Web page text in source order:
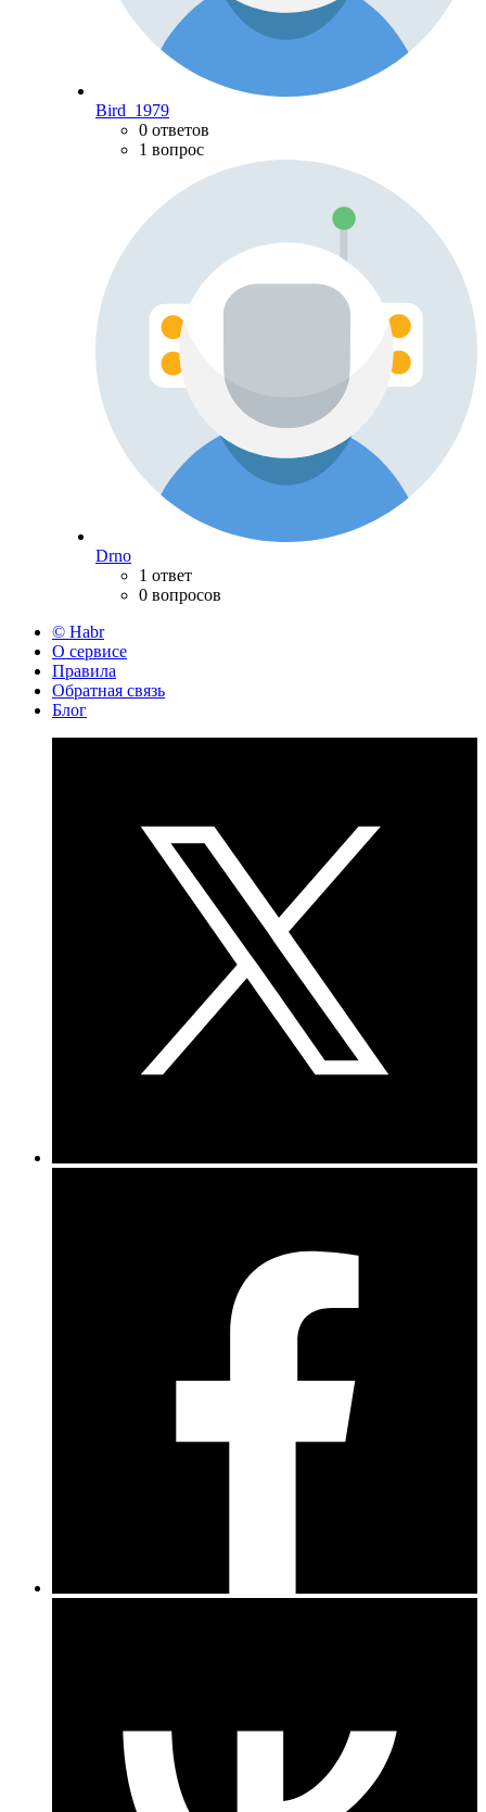
Bird_1979
0 ответов
1 вопрос
Drno
1 ответ
0 вопросов
© Habr
О сервисе
Правила
Обратная связь
Блог